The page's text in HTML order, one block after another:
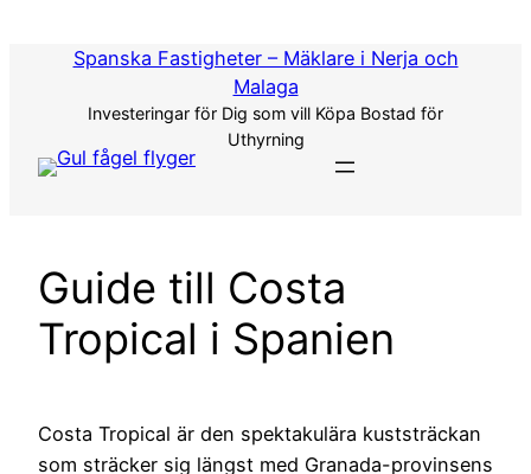
Spanska Fastigheter – Mäklare i Nerja och
Malaga
Investeringar för Dig som vill Köpa Bostad för
Uthyrning
Guide till Costa
Tropical i Spanien
Costa Tropical är den spektakulära kuststräckan
som sträcker sig längst med Granada-provinsens